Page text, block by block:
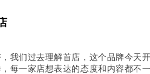
我们过去理解首店，这个品牌今天
每一家店想表达的态度和内容都不